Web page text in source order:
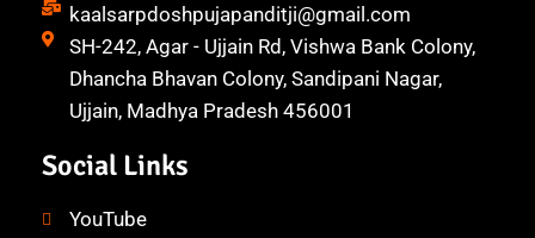
kaalsarpdoshpujapanditji@gmail.com
SH-242, Agar - Ujjain Rd, Vishwa Bank Colony,
Dhancha Bhavan Colony, Sandipani Nagar,
Ujjain, Madhya Pradesh 456001
Social Links
YouTube